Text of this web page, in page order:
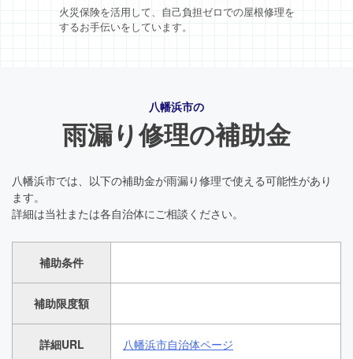
火災保険を活用して、自己負担ゼロでの屋根修理を
するお手伝いをしています。
八幡浜市の
雨漏り修理の補助金
八幡浜市では、以下の補助金が雨漏り修理で使える可能性があり
ます。
詳細は当社または各自治体にご相談ください。
補助条件
補助限度額
詳細URL 八幡浜市自治体ページ